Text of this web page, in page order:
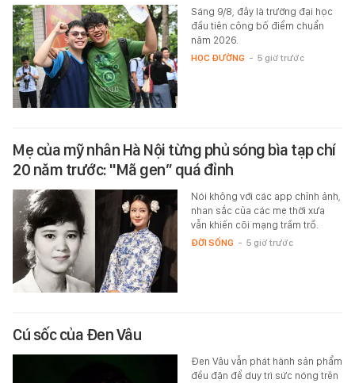
Sáng 9/8, đây là trường đại học
đầu tiên công bố điểm chuẩn
năm 2026.
HỌC ĐƯỜNG - 5 giờ trước
Mẹ của mỹ nhân Hà Nội từng phủ sóng bìa tạp chí
20 năm trước: "Mã gen” quá đỉnh
Nói không với các app chỉnh ảnh,
nhan sắc của các mẹ thời xưa
vẫn khiến cõi mạng trầm trồ.
ĐỜI SỐNG - 5 giờ trước
Cú sốc của Đen Vâu
Đen Vâu vẫn phát hành sản phẩm
đều đặn để duy trì sức nóng trên